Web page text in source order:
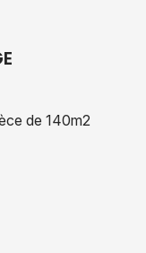
de 140m2